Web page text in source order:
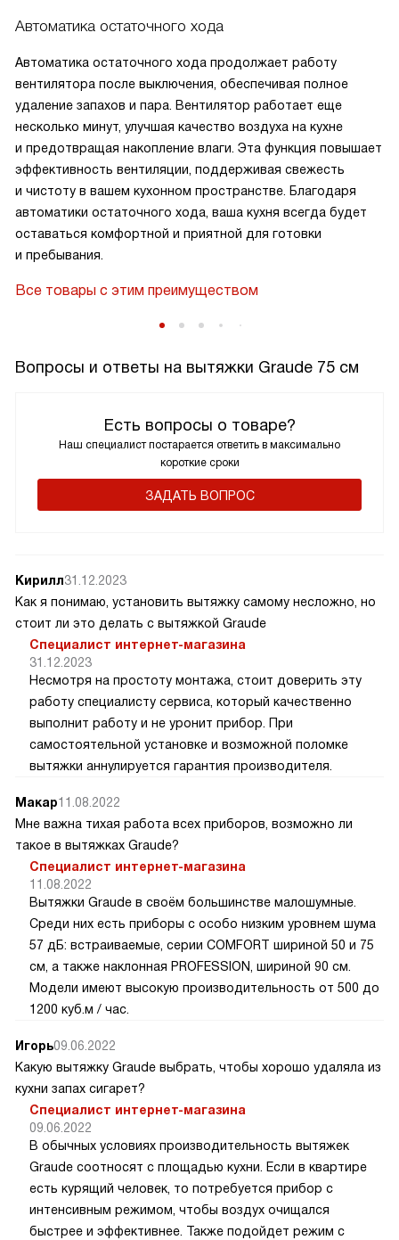
Автоматика остаточного хода
Автоматика остаточного хода продолжает работу
вентилятора после выключения, обеспечивая полное
удаление запахов и пара. Вентилятор работает еще
несколько минут, улучшая качество воздуха на кухне
и предотвращая накопление влаги. Эта функция повышает
эффективность вентиляции, поддерживая свежесть
и чистоту в вашем кухонном пространстве. Благодаря
автоматики остаточного хода, ваша кухня всегда будет
оставаться комфортной и приятной для готовки
и пребывания.
Все товары с этим преимуществом
Вопросы и ответы на вытяжки Graude 75 см
Есть вопросы о товаре?
Наш специалист постарается ответить в максимально
короткие сроки
ЗАДАТЬ ВОПРОС
Кирилл31.12.2023
Как я понимаю, установить вытяжку самому несложно, но
стоит ли это делать с вытяжкой Graude
Специалист интернет-магазина
31.12.2023
Несмотря на простоту монтажа, стоит доверить эту
работу специалисту сервиса, который качественно
выполнит работу и не уронит прибор. При
самостоятельной установке и возможной поломке
вытяжки аннулируется гарантия производителя.
Макар11.08.2022
Мне важна тихая работа всех приборов, возможно ли
такое в вытяжках Graude?
Специалист интернет-магазина
11.08.2022
Вытяжки Graude в своём большинстве малошумные.
Среди них есть приборы с особо низким уровнем шума
57 дБ: встраиваемые, серии COMFORT шириной 50 и 75
см, а также наклонная PROFESSION, шириной 90 см.
Модели имеют высокую производительность от 500 до
1200 куб.м / час.
Игорь09.06.2022
Какую вытяжку Graude выбрать, чтобы хорошо удаляла из
кухни запах сигарет?
Специалист интернет-магазина
09.06.2022
В обычных условиях производительность вытяжек
Graude соотносят с площадью кухни. Если в квартире
есть курящий человек, то потребуется прибор с
интенсивным режимом, чтобы воздух очищался
быстрее и эффективнее. Также подойдет режим с